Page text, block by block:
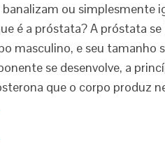
banalizam ou simplesmente
é a próstata? A próstata
masculino, e seu tamanho
se desenvolve, a
que o corpo produz